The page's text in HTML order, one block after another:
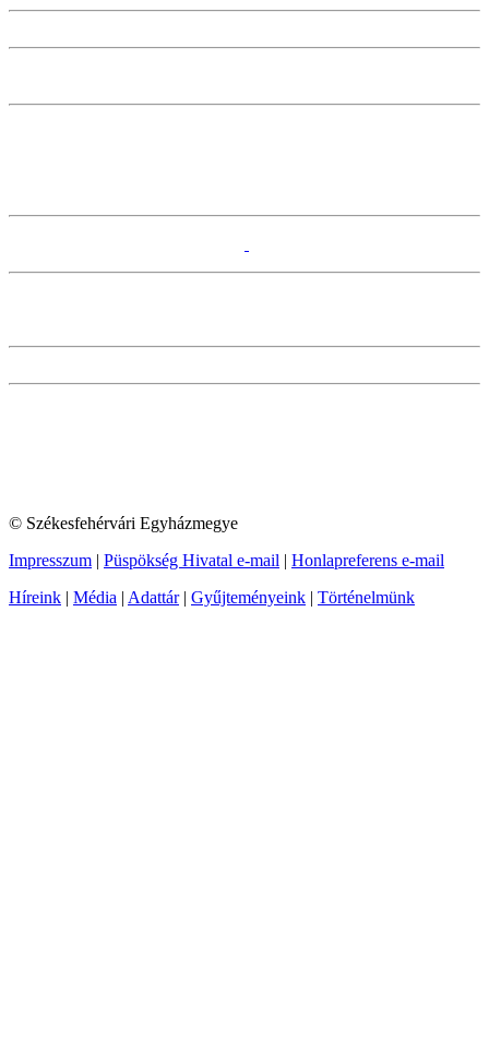
© Székesfehérvári Egyházmegye
Impresszum | Püspökség Hivatal e-mail | Honlapreferens e-mail
Híreink | Média | Adattár| Gyűjteményeink | Történelmünk